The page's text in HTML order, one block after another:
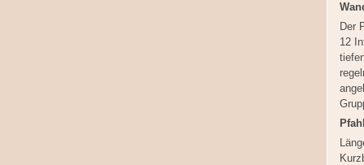
Der
12